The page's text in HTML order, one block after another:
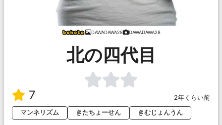
DAWADAWA28 DAWADAWA28
北の四代目
7
2年くらい前
マンネリズム
きたちょーせん きむじょんうん